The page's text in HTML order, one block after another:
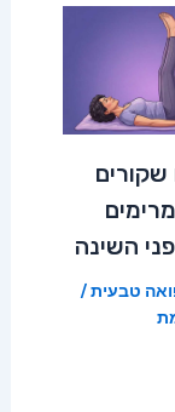
שקורים
השינה
טבעית/